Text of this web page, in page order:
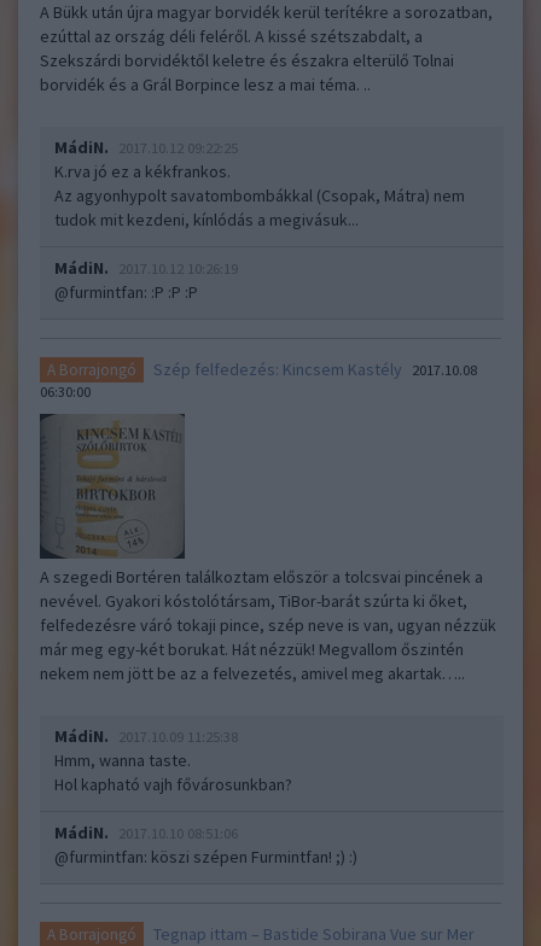
A Bükk után újra magyar borvidék kerül terítékre a sorozatban,
ezúttal az ország déli feléről. A kissé szétszabdalt, a
Szekszárdi borvidéktől keletre és északra elterülő Tolnai
borvidék és a Grál Borpince lesz a mai téma. ..
MádiN. 2017.10.12 09:22:25
K.rva jó ez a kékfrankos.
Az agyonhypolt savatombombákkal (Csopak, Mátra) nem
tudok mit kezdeni, kínlódás a megivásuk...
MádiN. 2017.10.12 10:26:19
@furmintfan: :P :P :P
A Borrajongó Szép felfedezés: Kincsem Kastély
2017.10.08
06:30:00
A szegedi Bortéren találkoztam először a tolcsvai pincének a
nevével. Gyakori kóstolótársam, TiBor-barát szúrta ki őket,
felfedezésre váró tokaji pince, szép neve is van, ugyan nézzük
már meg egy-két borukat. Hát nézzük! Megvallom őszintén
nekem nem jött be az a felvezetés, amivel meg akartak…..
MádiN. 2017.10.09 11:25:38
Hmm, wanna taste.
Hol kapható vajh fővárosunkban?
MádiN. 2017.10.10 08:51:06
@furmintfan: köszi szépen Furmintfan! ;) :)
A Borrajongó
Tegnap ittam – Bastide Sobirana Vue sur Mer